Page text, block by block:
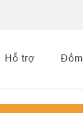
Hỗ trợ Đốm